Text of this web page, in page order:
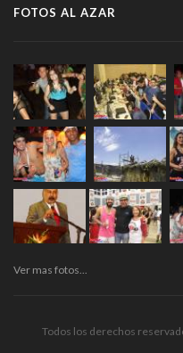
FOTOS AL AZAR
Ver mas fotos...
Todos los derechos